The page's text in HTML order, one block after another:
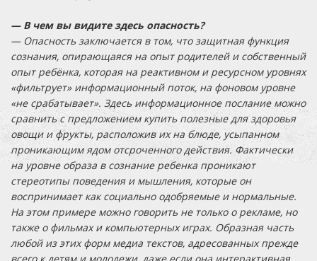
— В чем вы видите здесь опасность?
— Опасность заключается в том, что защитная функция
сознания, опирающаяся на опыт родителей и собственный
опыт ребёнка, которая на реактивном и ресурсном уровнях
«фильтрует» информационный поток, на фоновом уровне
«не срабатывает». Здесь информационное послание можно
сравнить с предложением купить полезные для здоровья
овощи и фрукты, расположив их на блюде, усыпанном
проникающим ядом отсроченного действия. Фактически
на уровне образа в сознание ребенка проникают
стереотипы поведения и мышления, которые он
воспринимает как социально одобряемые и нормальные.
На этом примере можно говорить не только о рекламе, но
также о фильмах и компьютерных играх. Образная часть
любой из этих форм медиа текстов, адресованных прежде